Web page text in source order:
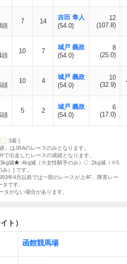
頭
7 14
吉田 隼人
(54.0)
12
(107.8)
頭
10 7
城戸 義政
(54.0)
8
(25.0)
頭
10 4
城戸 義政
(54.0)
10
(32.9)
頭
5 2
城戸 義政
(54.0)
6
(17.0)
:3着 ]
はJRAのレースのみとなります。
出走したレースの成績となります。
減 :4kg減（※女性騎手のみ）
:2kg減（※5
）] です。
年4月以前では一部のレースが上4F、障害レー
です。
がない場合があります。
ト）
函館競馬場